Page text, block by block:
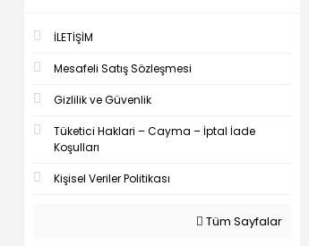
İLETİŞİM
Mesafeli Satış Sözleşmesi
Gizlilik ve Güvenlik
Tüketici Haklari – Cayma – İptal İade
Koşulları
Kişisel Veriler Politikası
Tüm Sayfalar